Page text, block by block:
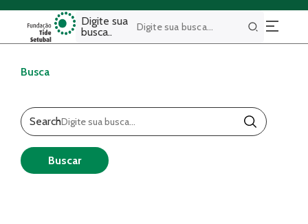
Digite sua
busca..
Buscar
Busca
Search
Buscar